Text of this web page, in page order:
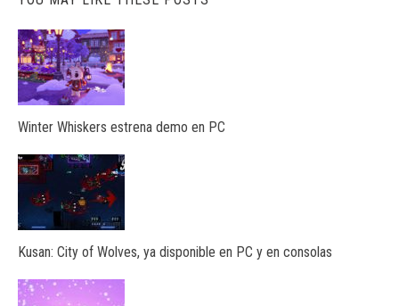
Winter Whiskers estrena demo en PC
Kusan: City of Wolves, ya disponible en PC y en consolas